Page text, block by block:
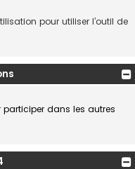
pour utiliser l’outil de
participer dans les autres